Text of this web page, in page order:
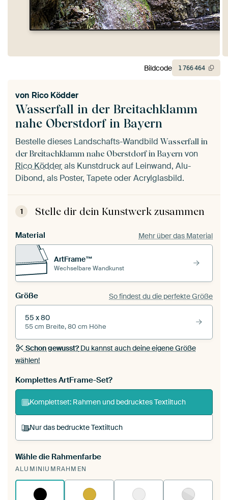
Wasserfall in der Breitachklamm
nahe Oberstdorf in Bayern
von Rico Ködder
Bestelle dieses Landschafts-Wandbild Wasserfall in
der Breitachklamm nahe Oberstdorf in Bayern von
Rico Ködderals Kunstdruck auf Leinwand, Alu-
Dibond, als Poster, Tapete oder Acrylglasbild.
1 Stelle dir dein Kunstwerk zusammen
Material Mehr über das Material
ArtFrame™
Wechselbare Wandkunst
Größe So findest du die perfekte Größe
55 x 80
55 cm Breite, 80 cm Höhe
Schon gewusst?Du kannst auch deine eigene Größe
wählen!
Komplettes ArtFrame-Set?
Komplettset: Rahmen und bedrucktes Textiltuch
Nur das bedruckte Textiltuch
Du spannst einen wechselbaren Textiltuch in
deinen vorhandenen ArtFrame™.
funktioniert es.
Wähle die Rahmenfarbe
ALUMINIUMRAHMEN
Bildcode 1766464